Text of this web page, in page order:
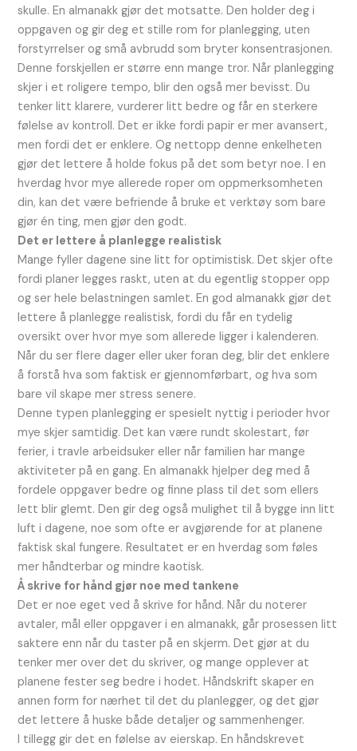
skulle. En almanakk gjør det motsatte. Den holder deg i
oppgaven og gir deg et stille rom for planlegging, uten
forstyrrelser og små avbrudd som bryter konsentrasjonen.
Denne forskjellen er større enn mange tror. Når planlegging
skjer i et roligere tempo, blir den også mer bevisst. Du
tenker litt klarere, vurderer litt bedre og får en sterkere
følelse av kontroll. Det er ikke fordi papir er mer avansert,
men fordi det er enklere. Og nettopp denne enkelheten
gjør det lettere å holde fokus på det som betyr noe. I en
hverdag hvor mye allerede roper om oppmerksomheten
din, kan det være befriende å bruke et verktøy som bare
gjør én ting, men gjør den godt.
Det er lettere å planlegge realistisk
Mange fyller dagene sine litt for optimistisk. Det skjer ofte
fordi planer legges raskt, uten at du egentlig stopper opp
og ser hele belastningen samlet. En god almanakk gjør det
lettere å planlegge realistisk, fordi du får en tydelig
oversikt over hvor mye som allerede ligger i kalenderen.
Når du ser flere dager eller uker foran deg, blir det enklere
å forstå hva som faktisk er gjennomførbart, og hva som
bare vil skape mer stress senere.
Denne typen planlegging er spesielt nyttig i perioder hvor
mye skjer samtidig. Det kan være rundt skolestart, før
ferier, i travle arbeidsuker eller når familien har mange
aktiviteter på en gang. En almanakk hjelper deg med å
fordele oppgaver bedre og finne plass til det som ellers
lett blir glemt. Den gir deg også mulighet til å bygge inn litt
luft i dagene, noe som ofte er avgjørende for at planene
faktisk skal fungere. Resultatet er en hverdag som føles
mer håndterbar og mindre kaotisk.
Å skrive for hånd gjør noe med tankene
Det er noe eget ved å skrive for hånd. Når du noterer
avtaler, mål eller oppgaver i en almanakk, går prosessen litt
saktere enn når du taster på en skjerm. Det gjør at du
tenker mer over det du skriver, og mange opplever at
planene fester seg bedre i hodet. Håndskrift skaper en
annen form for nærhet til det du planlegger, og det gjør
det lettere å huske både detaljer og sammenhenger.
I tillegg gir det en følelse av eierskap. En håndskrevet